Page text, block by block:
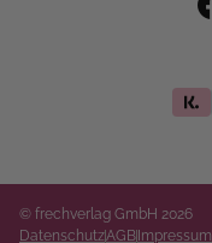
© frechverlag GmbH 2026
DatenschutzAGB Impressum